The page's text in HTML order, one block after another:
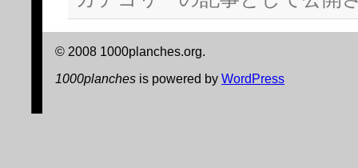
す) ィ
ン
ド
で
開
ま
© 2008 1000planches.org.
1000planches is powered by WordPress